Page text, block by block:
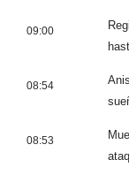
09:00
08:54
08:53